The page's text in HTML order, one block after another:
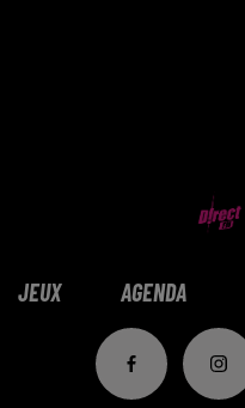
JEUX AGENDA